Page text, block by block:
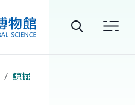
鯨掘